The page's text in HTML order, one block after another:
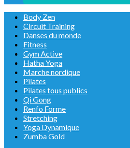
Body Zen
Circuit Training
Danses du monde
Fitness
Gym Active
Hatha Yoga
Marche nordique
Pilates
Pilates tous publics
Qi Gong
Renfo Forme
Stretching
Yoga Dynamique
Zumba Gold